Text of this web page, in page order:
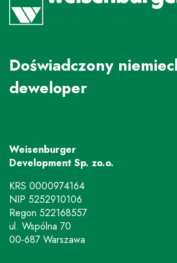
Doświadczony
deweloper
Weisenburger
Development Sp. zo.o.
KRS 0000974164
NIP 5252910106
Regon 522168557
ul. Wspólna 70
00-687 Warszawa